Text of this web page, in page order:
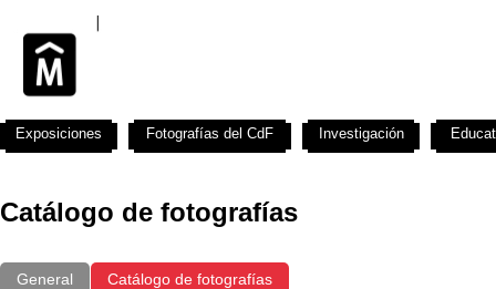
Catálogo de fotografías
General Catálogo de fotografías
Exposiciones Fotografías del CdF Investigación